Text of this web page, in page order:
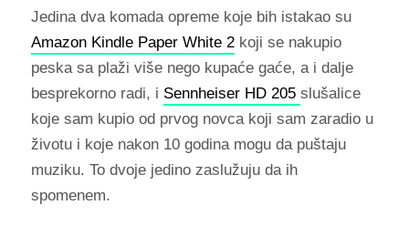
Jedina dva komada opreme koje bih istakao su
Amazon Kindle Paper White 2koji se nakupio
peska sa plaži više nego kupaće gaće, a i dalje
besprekorno radi, i Sennheiser HD 205 slušalice
koje sam kupio od prvog novca koji sam zaradio u
životu i koje nakon 10 godina mogu da puštaju
muziku. To dvoje jedino zaslužuju da ih
spomenem.